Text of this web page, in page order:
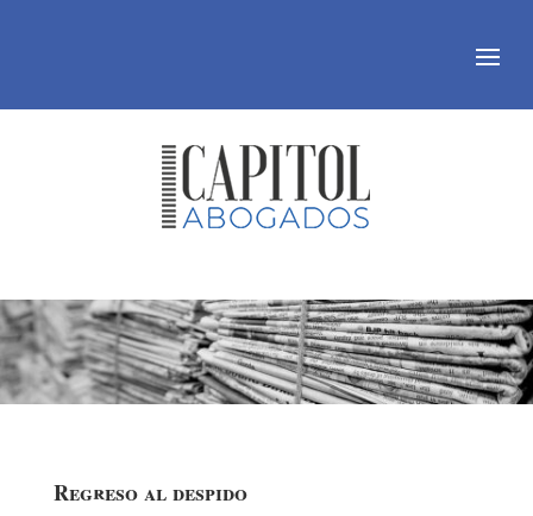
Regreso al despido